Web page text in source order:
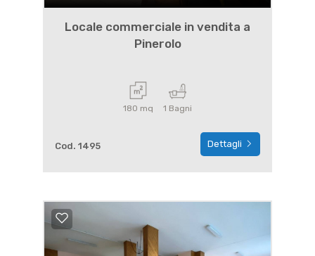
Locale commerciale in vendita a
Pinerolo
180 mq 1 Bagni
Cod. 1495 Dettagli